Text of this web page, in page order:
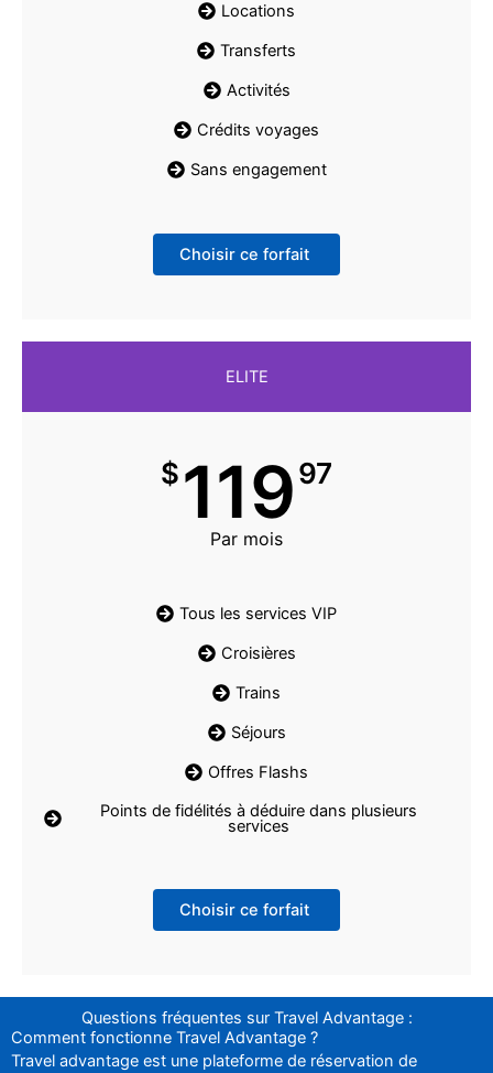
Locations
Transferts
Activités
Crédits voyages
Sans engagement
Choisir ce forfait
ELITE
$11997
Par mois
Tous les services VIP
Croisières
Trains
Séjours
Offres Flashs
Points de fidélités à déduire dans plusieurs
services
Choisir ce forfait
Questions fréquentes sur Travel Advantage :
Comment fonctionne Travel Advantage ?
Travel advantage est une plateforme de réservation de